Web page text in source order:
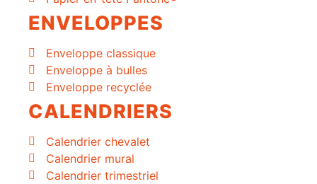
ENVELOPPES
Enveloppe classique
Enveloppe à bulles
Enveloppe recyclée
CALENDRIERS
Calendrier chevalet
Calendrier mural
Calendrier trimestriel